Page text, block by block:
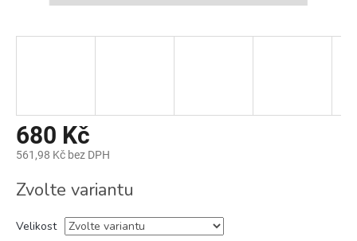
680 Kč
561,98 Kč bez DPH
cena:
Zvolte variantu
Velikost